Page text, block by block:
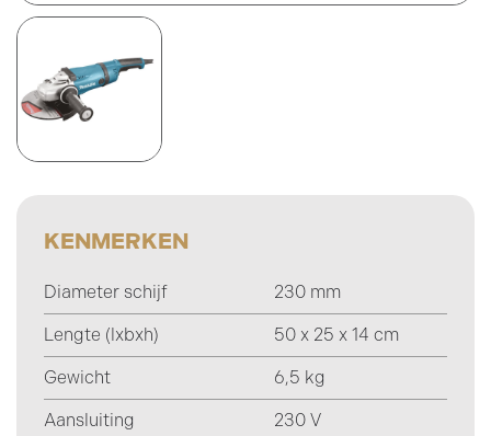
KENMERKEN
Diameter schijf 230 mm
Lengte (lxbxh) 50 x 25 x 14 cm
Gewicht 6,5 kg
Aansluiting 230 V